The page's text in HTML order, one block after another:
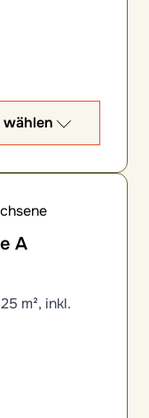
A
m², inkl.